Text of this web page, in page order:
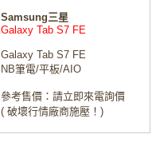
Samsung三星
Galaxy Tab S7 FE
Galaxy Tab S7 FE
NB筆電/平板/AIO
參考售價：請立即來電詢價
( 破壞行情廠商施壓！)